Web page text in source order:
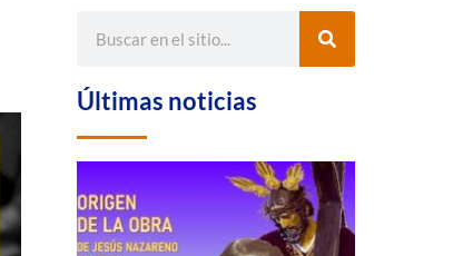
Últimas noticias